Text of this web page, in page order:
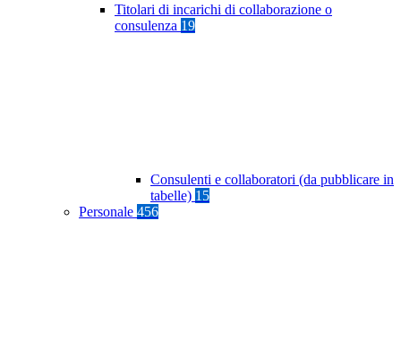
Titolari di incarichi di collaborazione o
consulenza 19
Consulenti e collaboratori (da pubblicare in
tabelle) 15
Personale 456